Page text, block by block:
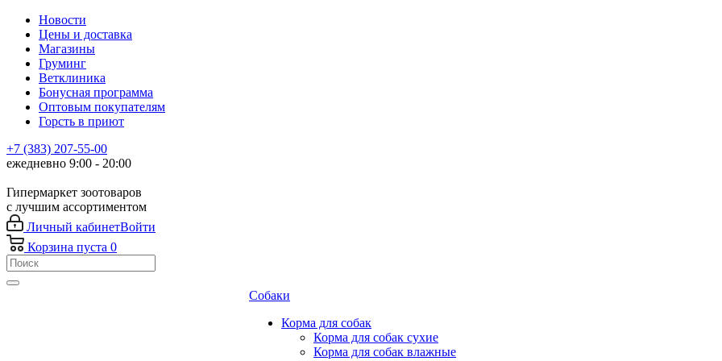
Новости
Цены и доставка
Магазины
Груминг
Ветклиника
Бонусная программа
Оптовым покупателям
Горсть в приют
+7 (383) 207-55-00
ежедневно 9:00 - 20:00
Гипермаркет зоотоваров
с лучшим ассортиментом
Личный кабинетВойти
Корзина пуста 0
Собаки
Корма для собак
Корма для собак сухие
Корма для собак влажные